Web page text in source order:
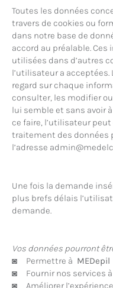
Toutes les données
travers de cookies ou
dans notre base de
accord au préalable.
utilisées dans d’autres
l’utilisateur a acceptées.
regard sur chaque
consulter, les modifier
lui semble et sans avoir
ce faire, l’utilisateur
traitement des données
l’adresse
Une fois la demande
plus brefs délais
demande.
Vos données pourront
◙ Permettre à MEDepil
◙ Fournir nos services à
◙ Améliorer